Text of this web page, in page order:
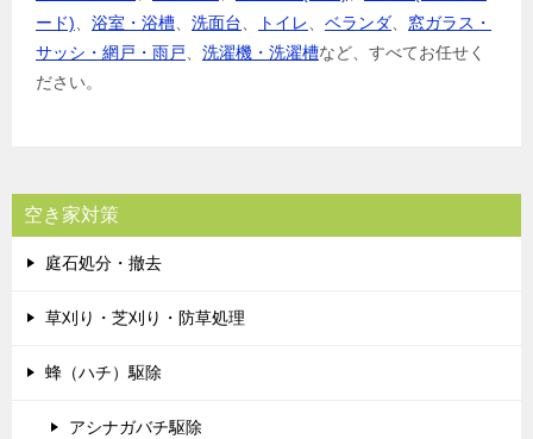
ード)
浴室・浴槽 洗面台 トイレ ベランダ
窓ガラス・
サッシ・網戸・雨戸
洗濯機・洗濯槽など、すべてお任せく
ださい。
空き家対策
庭石処分・撤去
草刈り・芝刈り・防草処理
蜂（ハチ）駆除
アシナガバチ駆除